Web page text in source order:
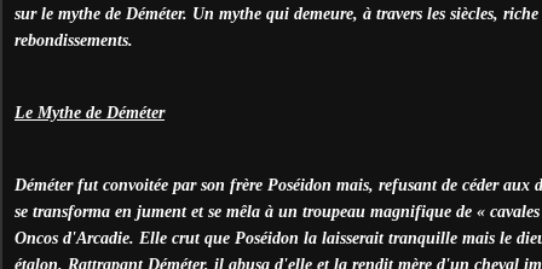
sur le mythe de Déméter. Un mythe qui demeure, à travers les siècles, riche
rebondissements.
Le Mythe de Déméter
Déméter fut convoitée par son frère Poséidon mais, refusant de céder aux
se transforma en jument et se mêla à un troupeau magnifique de «
Oncos d'Arcadie. Elle crut que Poséidon la laisserait tranquille mais le
étalon. Rattrapant Déméter, il abusa d'elle et la rendit mère d'un cheval